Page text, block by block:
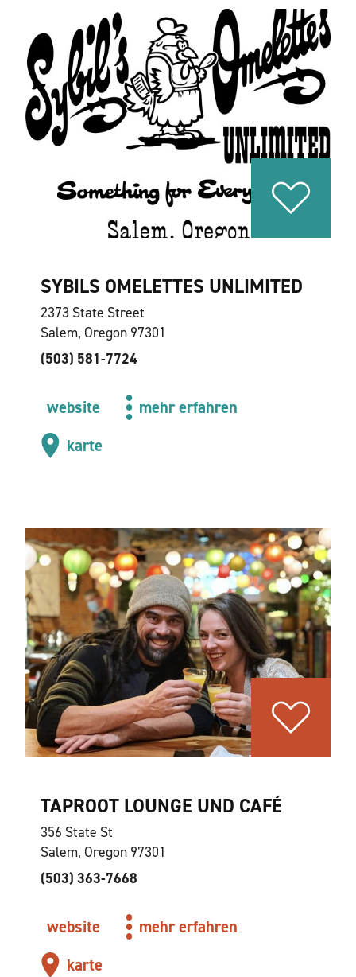
SYBILS OMELETTES UNLIMITED
2373 State Street
Salem, Oregon 97301
(503) 581-7724
website
mehr erfahren
karte
TAPROOT LOUNGE UND CAFÉ
356 State St
Salem, Oregon 97301
(503) 363-7668
website
mehr erfahren
karte